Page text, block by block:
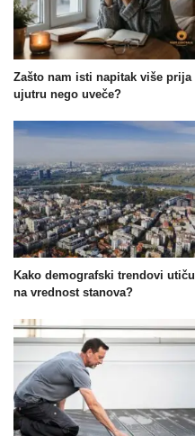
Zašto nam isti napitak više prija
ujutru nego uveče?
Kako demografski trendovi utiču
na vrednost stanova?